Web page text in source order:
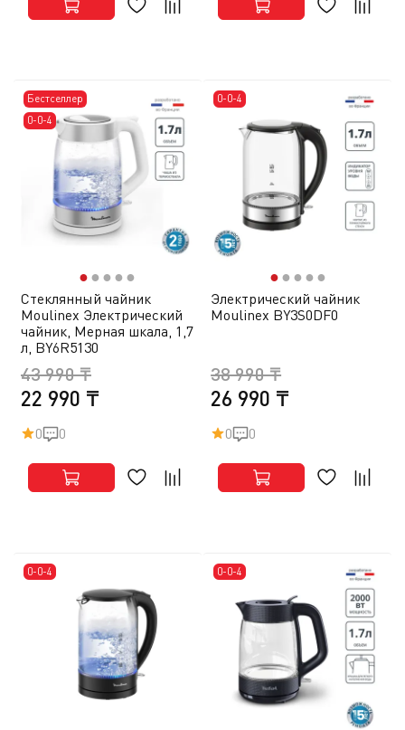
Бестселлер
0-0-4
●● ● ● ●
Стеклянный чайник
Moulinex Электрический
чайник, Мерная шкала, 1,7
л, BY6R5130
22 990 ₸
43 990 ₸
0 0
0-0-4
●● ● ● ●
Электрический чайник
Moulinex BY3S0DF0
26 990 ₸
38 990 ₸
0 0
0-0-4 0-0-4